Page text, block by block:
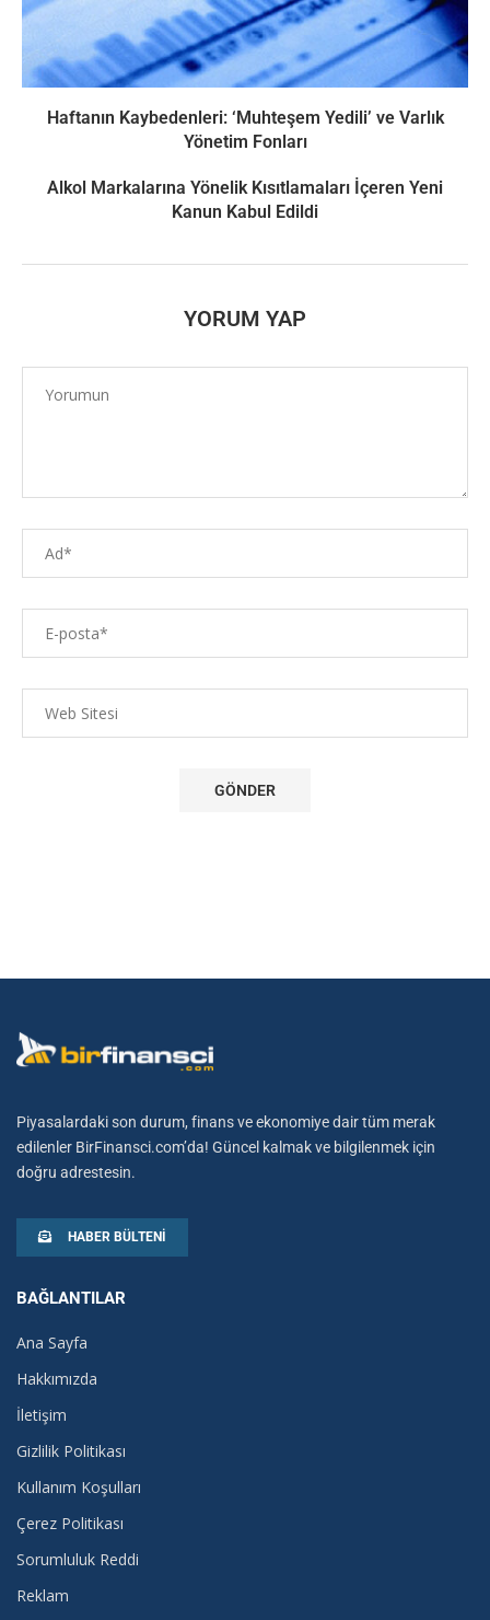
Haftanın Kaybedenleri: ‘Muhteşem Yedili’ ve Varlık
Yönetim Fonları
Alkol Markalarına Yönelik Kısıtlamaları İçeren Yeni
Kanun Kabul Edildi
YORUM YAP
Piyasalardaki son durum, finans ve ekonomiye dair tüm merak
edilenler BirFinansci.com’da! Güncel kalmak ve bilgilenmek için
doğru adrestesin.
HABER BÜLTENI
BAĞLANTILAR
Ana Sayfa
Hakkımızda
İletişim
Gizlilik Politikası
Kullanım Koşulları
Çerez Politikası
Sorumluluk Reddi
Reklam